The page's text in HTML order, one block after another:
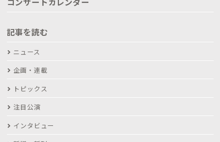
記事を読む
ニュース
企画・連載
トピックス
注目公演
インタビュー